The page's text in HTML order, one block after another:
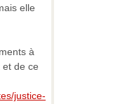
elle
à
de ce
justice-